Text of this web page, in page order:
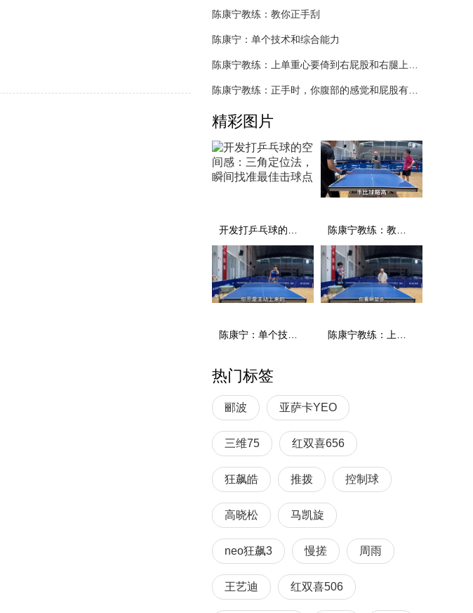
陈康宁教练：教你正手刮
陈康宁：单个技术和综合能力
精彩图片
热门标签
郦波 亚萨卡YEO
三维75 红双喜656
狂飙皓 推拨 控制球
高晓松 马凯旋
neo狂飙3 慢搓 周雨
王艺迪 红双喜506